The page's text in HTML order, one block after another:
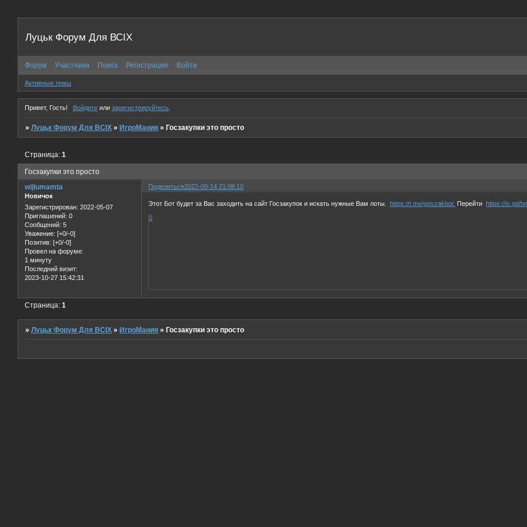
Луцьк Форум Для ВСІХ
Форум Участники Поиск Регистрация Войти
Активные темы
Привет, Гость! Войдитеили зарегистрируйтесь.
»Луцьк Форум Для ВСІХ »ИгроМания »Госзакупки это просто
Госзакупки это просто
Страница:1
Поделиться2022-09-14 21:08:10
wijlumamta
Новичок
Зарегистрирован: 2022-05-07
Приглашений: 0
Сообщений: 5
Уважение: [+0/-0]
Позитив: [+0/-0]
Провел на форуме:
1 минуту
Последний визит:
2023-10-27 15:42:31
Этот Бот будет за Вас заходить на сайт Госзакупок и искать нужные Вам лоты. https://t.me/goszakbot. Перейти https://is.gd/
0
Страница:1
»Луцьк Форум Для ВСІХ »ИгроМания »Госзакупки это просто